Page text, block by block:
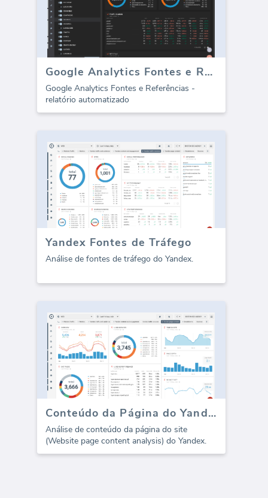
Google Analytics Fontes e Referências (relatório)
Google Analytics Fontes e Referências -
relatório automatizado
Yandex Fontes de Tráfego
Análise de fontes de tráfego do Yandex.
Conteúdo da Página do Yandex
Análise de conteúdo da página do site
(Website page content analysis) do Yandex.